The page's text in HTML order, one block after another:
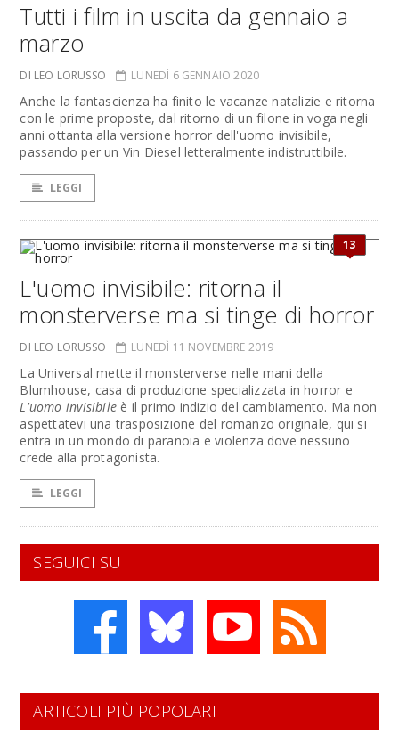
Tutti i film in uscita da gennaio a
marzo
DI LEO LORUSSO LUNEDÌ 6 GENNAIO 2020
Anche la fantascienza ha finito le vacanze natalizie e ritorna
con le prime proposte, dal ritorno di un filone in voga negli
anni ottanta alla versione horror dell'uomo invisibile,
passando per un Vin Diesel letteralmente indistruttibile.
LEGGI
13
L'uomo invisibile: ritorna il
monsterverse ma si tinge di horror
DI LEO LORUSSO LUNEDÌ 11 NOVEMBRE 2019
La Universal mette il monsterverse nelle mani della
Blumhouse, casa di produzione specializzata in horror e
L'uomo invisibileè il primo indizio del cambiamento. Ma non
aspettatevi una trasposizione del romanzo originale, qui si
entra in un mondo di paranoia e violenza dove nessuno
crede alla protagonista.
LEGGI
SEGUICI SU
ARTICOLI PIÙ POPOLARI